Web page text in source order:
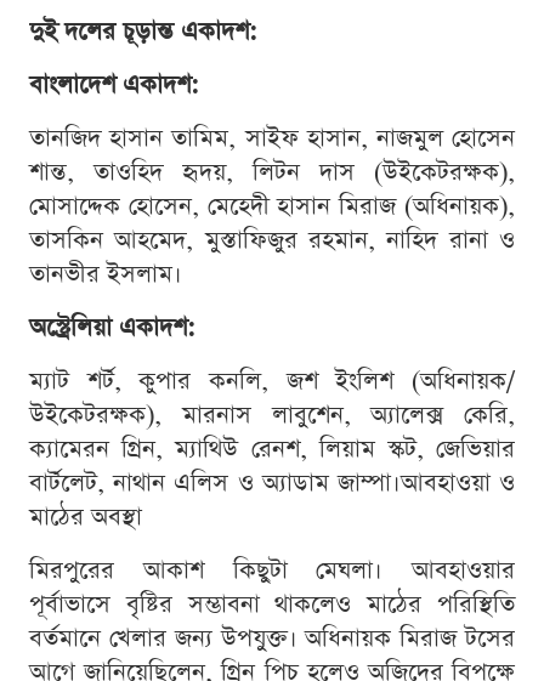
দুই দলের চূড়ান্ত একাদশ:
বাংলাদেশ একাদশ:
তানজিদ হাসান তামিম, সাইফ হাসান, নাজমুল হোসেন
শান্ত, তাওহিদ হৃদয়, লিটন দাস (উইকেটরক্ষক),
মোসাদ্দেক হোসেন, মেহেদী হাসান মিরাজ (অধিনায়ক),
তাসকিন আহমেদ, মুস্তাফিজুর রহমান, নাহিদ রানা ও
তানভীর ইসলাম।
অস্ট্রেলিয়া একাদশ:
ম্যাট শর্ট, কুপার কনলি, জশ ইংলিশ (অধিনায়ক/
উইকেটরক্ষক), মারনাস লাবুশেন, অ্যালেক্স কেরি,
ক্যামেরন গ্রিন, ম্যাথিউ রেনশ, লিয়াম স্কট, জেভিয়ার
বার্টলেট, নাথান এলিস ও অ্যাডাম জাম্পা।আবহাওয়া ও
মাঠের অবস্থা
মিরপুরের আকাশ কিছুটা মেঘলা। আবহাওয়ার
পূর্বাভাসে বৃষ্টির সম্ভাবনা থাকলেও মাঠের পরিস্থিতি
বর্তমানে খেলার জন্য উপযুক্ত। অধিনায়ক মিরাজ টসের
আগে জানিয়েছিলেন, গ্রিন পিচ হলেও অজিদের বিপক্ষে